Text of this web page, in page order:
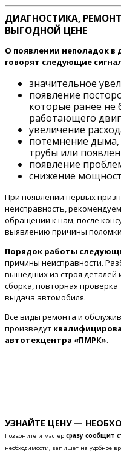
ДИАГНОСТИКА,
ВЫГОДНОЙ ЦЕНЕ
О появлении неполадок в
говорят следующие
значительное
появление
которые ранее не
работающего
увеличение
потемнение
трубы или
появление
снижение
При появлении первых
неисправность,
обращении к нам, после
выявлению причины
Порядок работы
причины неисправности.
вышедших из строя деталей
сборка, повторная проверка
выдача автомобиля.
Все виды ремонта и
произведут
автотехцентра «ПМРК».
УЗНАЙТЕ ЦЕНУ —
Позвоните и мастер сразу сообщит
необходимости, запишет на удобное